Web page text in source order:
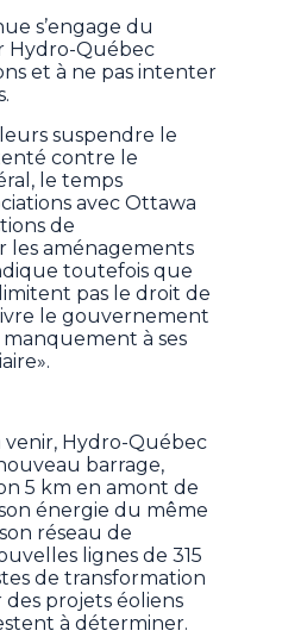
s’engage du
Hydro-Québec
et à ne pas intenter
suspendre le
contre le
le temps
avec Ottawa
de
les aménagements
toutefois que
pas le droit de
le gouvernement
à ses
Hydro-Québec
barrage,
5 km en amont de
énergie du même
réseau de
lignes de 315
de transformation
projets éoliens
à déterminer.